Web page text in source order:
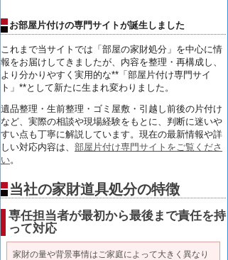
お部屋片付けの専門サイトが誕生しました
これまで当サイトでは「部屋の家財処分」 を中心に情
報をお届けしてきましたが、内容を整理・再構成し、
より分かりやすく実用的な**「部屋片付け専門サイ
ト」**として新たに生まれ変わりました。
遺品整理・生前整理・ゴミ屋敷・引越し前後の片付け
など、 実際の相談や現場経験をもとに、 判断に迷いや
すい点も丁寧に解説しています。 現在の最新情報や詳
しい対応内容は、 部屋片付け専門サイトをご覧くださ
い。
当社の家財道具処分の特徴
専任担当者が最初から最後まで責任を持
って対応
家財の量や背景事情はご家庭によって大きく異なり